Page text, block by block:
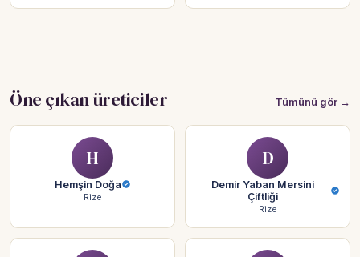
Öne çıkan üreticiler Tümünü gör →
H
Hemşin Doğa
Rize
D
Demir Yaban Mersini
Çiftliği
Rize